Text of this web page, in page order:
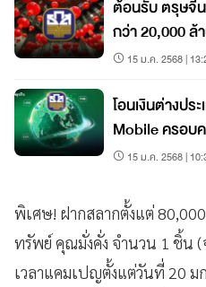
ต้อนรับ ตรุษจี
กว่า 20,000 ล้
15 ม.ค. 2568 |
โอนเงินต่างปร
Mobile ครอบ
15 ม.ค. 2568 |
พิเศษ! ฝากสลากตั้งแต่
ทรัพย์ คุณมั่งคั่ง จำนวน 1 ชิ้น (
เวลาแคมเปญตั้งแต่วันที่ 20